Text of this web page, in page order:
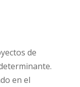
de
en el